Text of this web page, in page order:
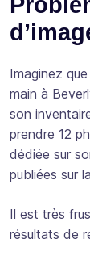
Imaginez
main à
son
prendre 12
dédiée sur
publiées sur
Il est très
résultats de